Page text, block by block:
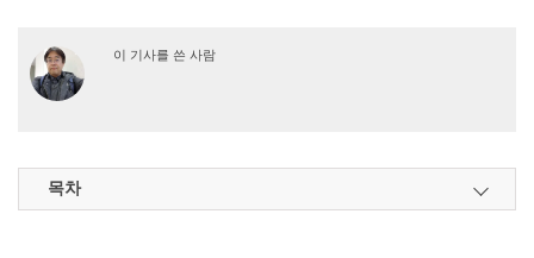
이 기사를 쓴 사람
목차